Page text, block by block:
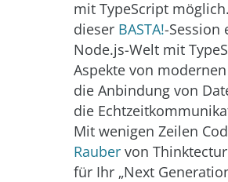
mit TypeScript
dieser BASTA!-Session
Node.js-Welt mit
Aspekte von
die Anbindung von
die
Mit wenigen Zeilen
Rauber von
für Ihr „Next